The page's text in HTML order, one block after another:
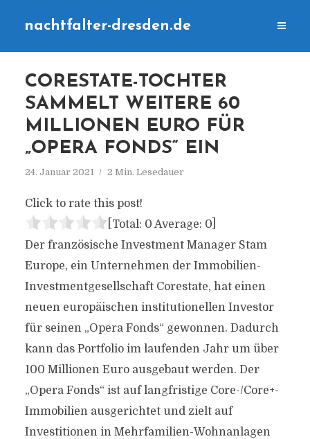
nachtfalter-dresden.de
CORESTATE-TOCHTER
SAMMELT WEITERE 60
MILLIONEN EURO FÜR
„OPERA FONDS“ EIN
24. Januar 2021 2 Min. Lesedauer
Click to rate this post!
[Total: 0 Average: 0]
Der französische Investment Manager Stam
Europe, ein Unternehmen der Immobilien-
Investmentgesellschaft Corestate, hat einen
neuen europäischen institutionellen Investor
für seinen „Opera Fonds“ gewonnen. Dadurch
kann das Portfolio im laufenden Jahr um über
100 Millionen Euro ausgebaut werden. Der
„Opera Fonds“ ist auf langfristige Core-/Core+-
Immobilien ausgerichtet und zielt auf
Investitionen in Mehrfamilien-Wohnanlagen